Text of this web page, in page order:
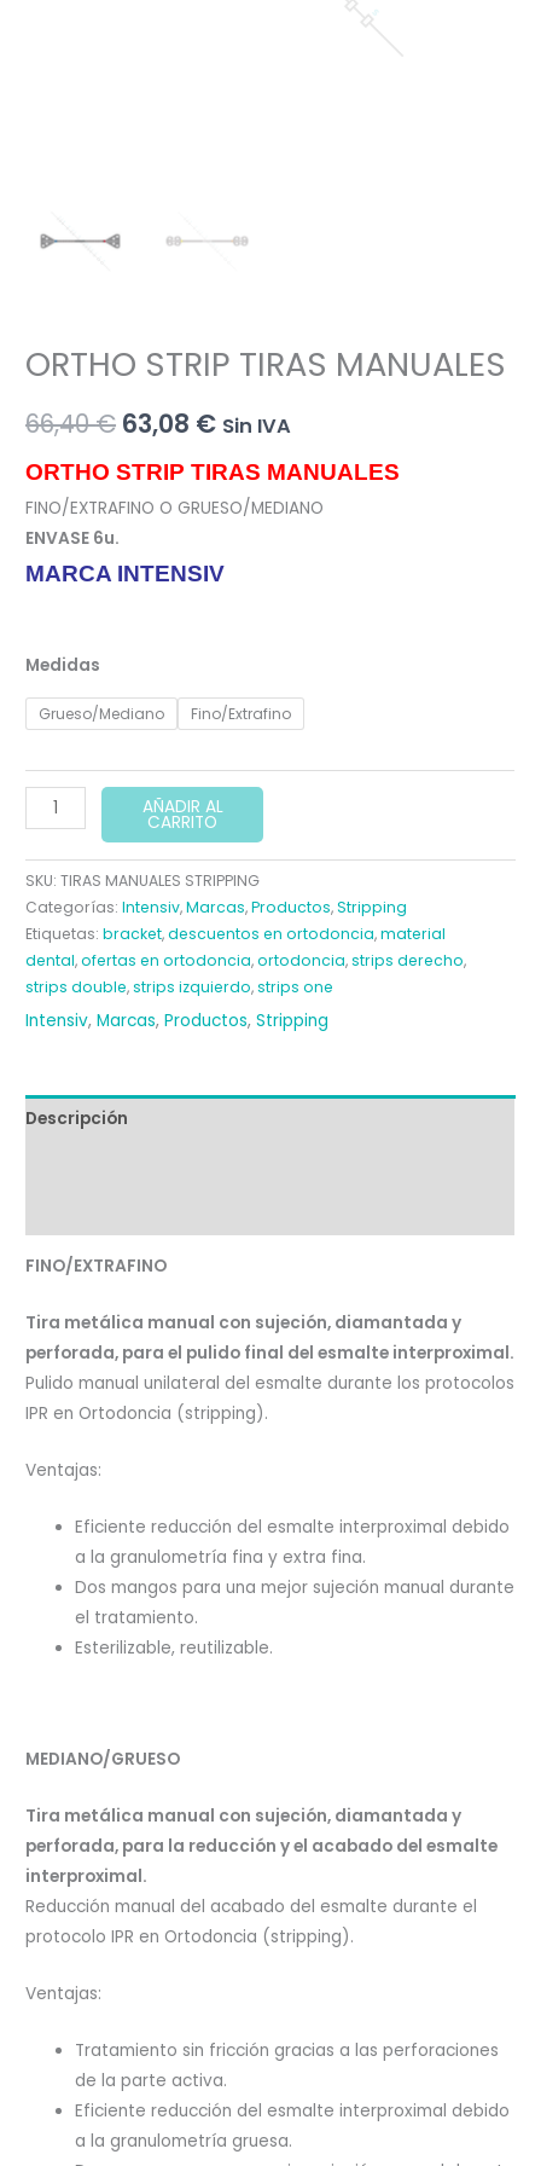
ORTHO STRIP TIRAS MANUALES
66,40€ El
precio
original
era:
63,08 €El
precio
actual
es:
Sin IVA
ORTHO STRIP TIRAS MANUALES
FINO/EXTRAFINO O GRUESO/MEDIANO
ENVASE 6u.
MARCA INTENSIV
Medidas
Grueso/Mediano Fino/Extrafino
ORTHO
STRIP
TIRAS
MANUALES
cantidad
AÑADIR AL
CARRITO
SKU:TIRAS MANUALES STRIPPING
Categorías:Intensiv,Marcas,Productos,Stripping
Etiquetas:bracket,descuentos en ortodoncia,material
dental,ofertas en ortodoncia,ortodoncia,strips derecho,
strips double,strips izquierdo,strips one
Intensiv,Marcas,Productos,Stripping
Descripción
FINO/EXTRAFINO
Tira metálica manual con sujeción, diamantada y
perforada, para el pulido final del esmalte interproximal.
Pulido manual unilateral del esmalte durante los protocolos
IPR en Ortodoncia (stripping).
Ventajas:
Eficiente reducción del esmalte interproximal debido
a la granulometría fina y extra fina.
Dos mangos para una mejor sujeción manual durante
el tratamiento.
Esterilizable, reutilizable.
MEDIANO/GRUESO
Tira metálica manual con sujeción, diamantada y
perforada, para la reducción y el acabado del esmalte
interproximal.
Reducción manual del acabado del esmalte durante el
protocolo IPR en Ortodoncia (stripping).
Ventajas:
Tratamiento sin fricción gracias a las perforaciones
de la parte activa.
Eficiente reducción del esmalte interproximal debido
a la granulometría gruesa.